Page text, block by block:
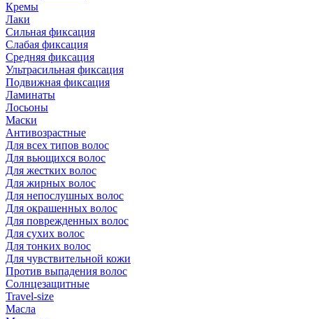
Кремы
Лаки
Сильная фиксация
Слабая фиксация
Средняя фиксация
Ультрасильная фиксация
Подвижная фиксация
Ламинаты
Лосьоны
Маски
Антивозрастные
Для всех типов волос
Для вьющихся волос
Для жестких волос
Для жирных волос
Для непослушных волос
Для окрашенных волос
Для поврежденных волос
Для сухих волос
Для тонких волос
Для чувствительной кожи
Против выпадения волос
Солнцезащитные
Travel-size
Масла